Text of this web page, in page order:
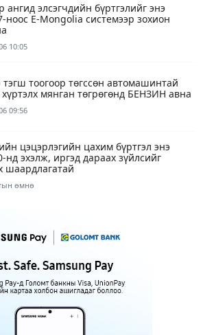
ангид элсэгчдийн бүртгэлийг энэ
ноос E-Mongolia системээр зохион
10:05
тоогоор төгссөн автомашинтай
хүртэлх мянган төгрөгөнд БЕНЗИН авна
09:56
цэцэрлэгийн цахим бүртгэл энэ
нд эхэлж, иргэд дараах зүйлсийг
шаардлагатай
өмнө
өмнө 1
өртэй шатахуун импортлогч ААН-
өмнө